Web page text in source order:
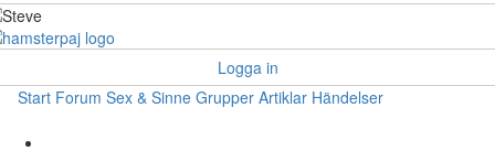
Logga in
Start Forum Sex & Sinne Grupper Artiklar Händelser